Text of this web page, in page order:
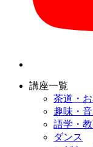
講座一覧
茶道・
趣味・
語学・
ダンス